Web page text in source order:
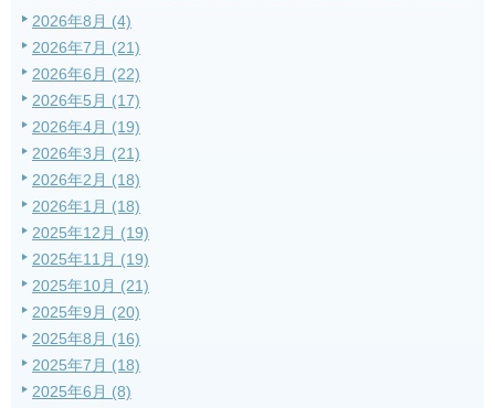
2026年8月 (4)
2026年7月 (21)
2026年6月 (22)
2026年5月 (17)
2026年4月 (19)
2026年3月 (21)
2026年2月 (18)
2026年1月 (18)
2025年12月 (19)
2025年11月 (19)
2025年10月 (21)
2025年9月 (20)
2025年8月 (16)
2025年7月 (18)
2025年6月 (8)